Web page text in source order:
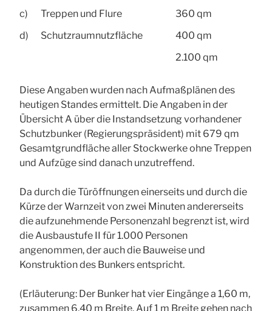
c)
Treppen und Flure
360 qm
d)
Schutzraumnutzfläche
400 qm
2.100 qm
Diese Angaben wurden nach Aufmaßplänen des
heutigen Standes ermittelt. Die Angaben in der
Übersicht A über die Instandsetzung vorhandener
Schutzbunker (Regierungspräsident) mit 679 qm
Gesamtgrundfläche aller Stockwerke ohne Treppen
und Aufzüge sind danach unzutreffend.
Da durch die Türöffnungen einerseits und durch die
Kürze der Warnzeit von zwei Minuten andererseits
die aufzunehmende Personenzahl begrenzt ist, wird
die Ausbaustufe II für 1.000 Personen
angenommen, der auch die Bauweise und
Konstruktion des Bunkers entspricht.
(Erläuterung: Der Bunker hat vier Eingänge a 1,60 m,
zusammen 6,40 m Breite. Auf 1 m Breite gehen nach